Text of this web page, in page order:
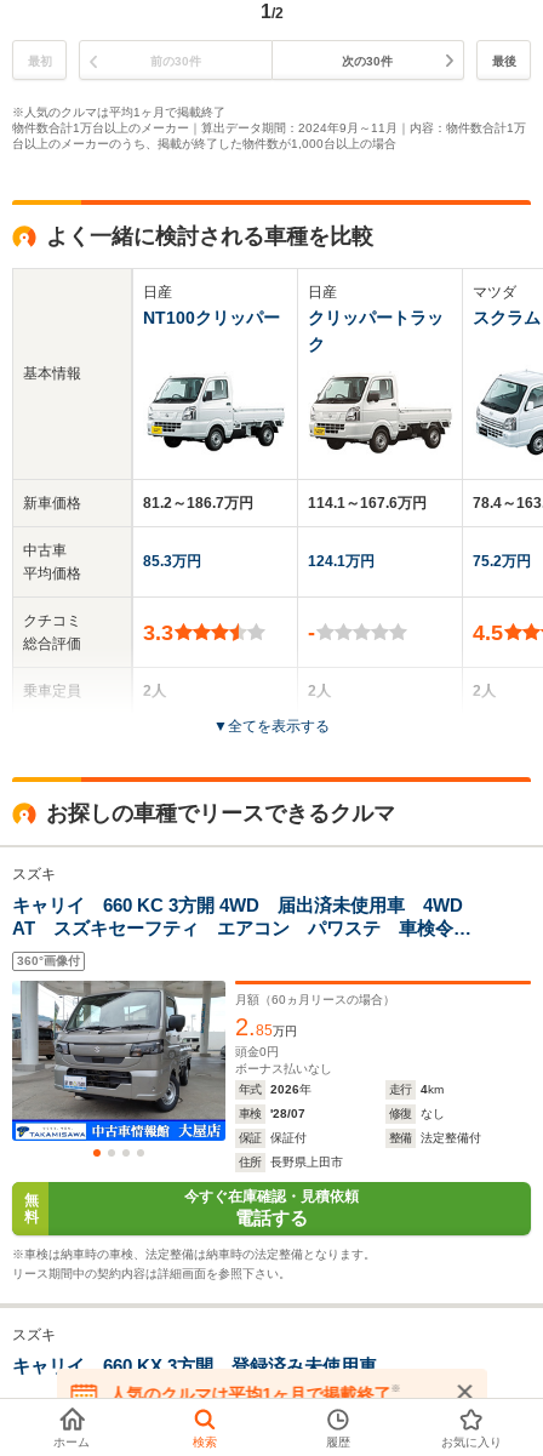
1/2
最初 前の30件 次の30件 最後
※人気のクルマは平均1ヶ月で掲載終了
物件数合計1万台以上のメーカー｜算出データ期間：2024年9月～11月｜内容：物件数合計1万
台以上のメーカーのうち、掲載が終了した物件数が1,000台以上の場合
よく一緒に検討される車種を比較
基本情報
新車価格
中古車
平均価格
クチコミ
総合評価
乗車定員
サイズ
WLTCモード
燃費
駆動方式
日産
NT100クリッパー
81.2～186.7万円
85.3万円
3.3
2人
全高
1.72m～1.84m
全幅
1.48m
ホイールベース
-m
14.2～18.2km/L
└市街地:12.7～
└郊外:15.3～
└高速道路:14.2～
18.3km/L
FR、4WD
日産
クリッパートラッ
ク
114.1～167.6万円
124.1万円
-
2人
2ドア
1.77m
全幅
1.48m
15.7～18.7km/L
└市街地:14.0～
└郊外:16.4～
└高速道路:15.9～
FR、4WD
マツダ
スクラ
78.4～
75.2万円
4.5
2人
14.2～
▼全てを表示する
お探しの車種でリースできるクルマ
スズキ
キャリイ 660 KC 3方開 4WD 届出済未使用車 4WD
AT スズキセーフティ エアコン パワステ 車検令和
10年7月 オーディオ
360°画像付
月額（60 ヵ月リースの場合）
2.85万円
頭金0 円
ボーナス払いなし
年式
2026年 走行 4km
車検
'28/07 修復
なし
保証
保証付 整備
法定整備付
住所
長野県上田市
無
料
今すぐ在庫確認・見積依頼
電話する
※車検は納車時の車検、法定整備は納車時の法定整備となります。
リース期間中の契約内容は詳細画面を参照下さい。
スズキ
キャリイ 660 KX 3方開 登録済み未使用車
ヵ月リースの場合）
人気のクルマは平均1ヶ月で掲載終了※
在庫が無くなる前にお問い合わせください
ホーム 検索 履歴 お気に入り